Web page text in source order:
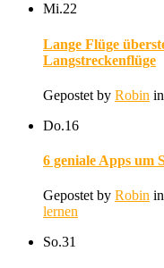
Mi.22
Lange Flüge
Langstreckenflüge
Gepostet by Robin in
Do.16
6 geniale Apps um
Gepostet by Robin in
lernen
So.31